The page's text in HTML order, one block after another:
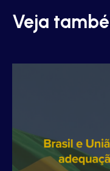
Veja